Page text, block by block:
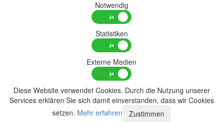
Notwendig
Statistiken
Externe Medien
Diese Website verwendet Cookies. Durch die Nutzung unserer
Services erklären Sie sich damit einverstanden, dass wir Cookies
setzen. Mehr erfahren Zustimmen